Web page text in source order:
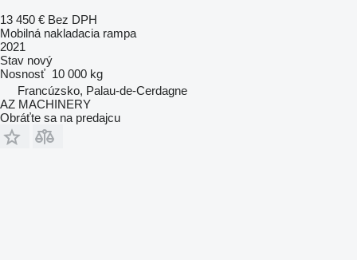
13 450 € Bez DPH
Mobilná nakladacia rampa
2021
Stav nový
Nosnosť 10 000 kg
Francúzsko, Palau-de-Cerdagne
AZ MACHINERY
Obráťte sa na predajcu